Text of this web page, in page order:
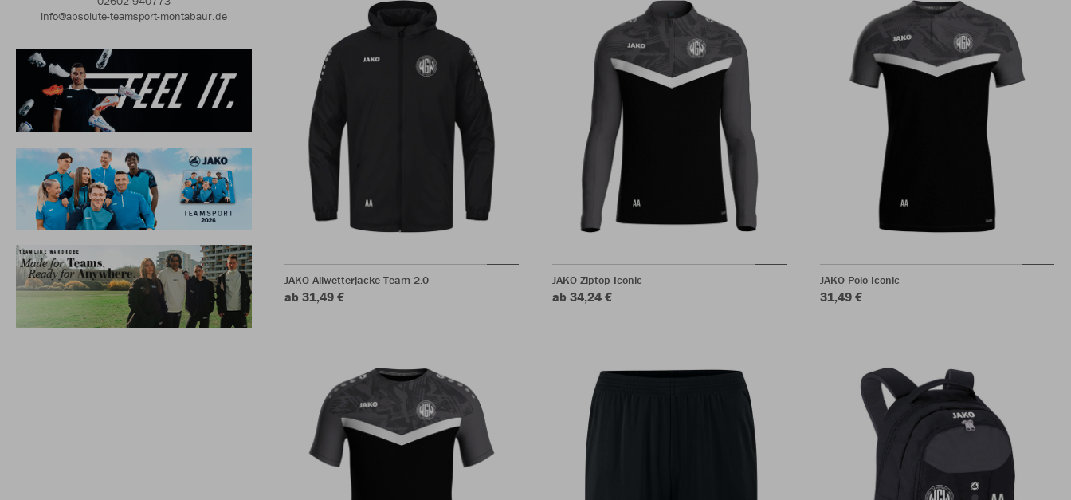
info@absolute-teamsport-montabaur.de
JAKO Allwetterjacke Team 2.0
ab 31,49 €
JAKO Ziptop Iconic
ab 34,24 €
JAKO Polo Iconic
31,49 €